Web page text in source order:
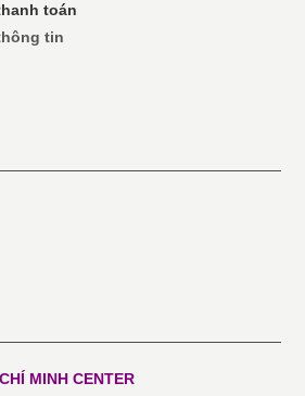
toán
tin
MINHCENTER